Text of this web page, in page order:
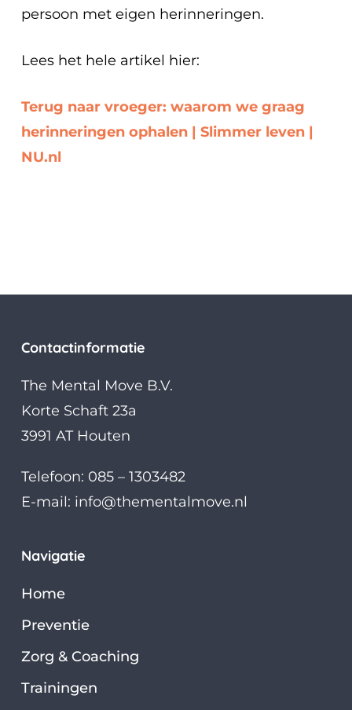
persoon met eigen herinneringen.
Lees het hele artikel hier:
Terug naar vroeger: waarom we graag
herinneringen ophalen | Slimmer leven |
NU.nl
Contactinformatie
The Mental Move B.V.
Korte Schaft 23a
3991 AT Houten
Telefoon: 085 – 1303482
E-mail: info@thementalmove.nl
Navigatie
Home
Preventie
Zorg & Coaching
Trainingen